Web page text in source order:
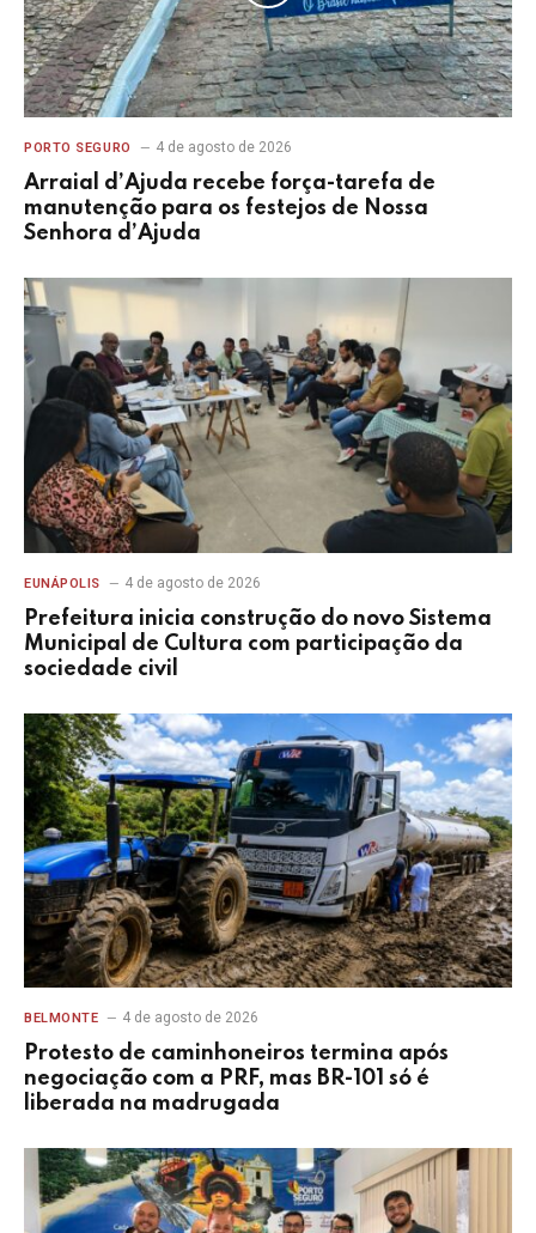
PORTO SEGURO 4 de agosto de 2026
Arraial d’Ajuda recebe força-tarefa de
manutenção para os festejos de Nossa
Senhora d’Ajuda
EUNÁPOLIS 4 de agosto de 2026
Prefeitura inicia construção do novo Sistema
Municipal de Cultura com participação da
sociedade civil
BELMONTE 4 de agosto de 2026
Protesto de caminhoneiros termina após
negociação com a PRF, mas BR-101 só é
liberada na madrugada